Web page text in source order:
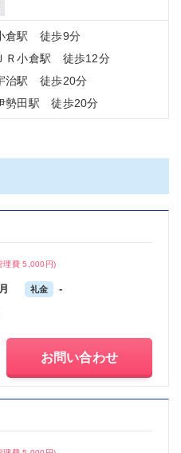
倉駅 徒歩9分
Ｒ小倉駅 徒歩12分
治駅 徒歩20分
勢田駅 徒歩20分
理費 5,000円)
礼金 -
お問い合わせ